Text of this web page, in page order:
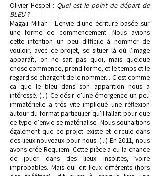
Olivier Hespel : Quel est le point de départ de
BLEU ?
Magali Milian : L'envie d'une écriture basée sur
une forme de commencement. Nous avions
cette intention un peu difficile à nommer de
vouloir, avec ce projet, se situer là où l'image
apparaît, on ne sait pas quoi, mais quelque
chose commence, prend forme, et le temps et le
regard se chargent de le nommer... C'est comme
ça que le bleu dans son apparition nous a
intéressé. (...) Ce désir d'une émergence un peu
immatérielle a très vite impliqué une réflexion
autour du format particulier qu'il fallait pour que
ce type d'envie se matérialise. Nous souhaitions
également que ce projet existe et circule dans
des lieux nouveaux pour nous. (...) En 2011, nous
avons crée Requiem. Cette pièce a eu la chance
de jouer dans des lieux insolites, voire
improbables. Mais qui dit lieux différents (hors